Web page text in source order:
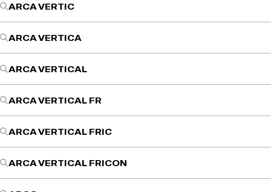
ARCA VERTIC
ARCA VERTICA
ARCA VERTICAL
ARCA VERTICAL FR
ARCA VERTICAL FRIC
ARCA VERTICAL FRICON